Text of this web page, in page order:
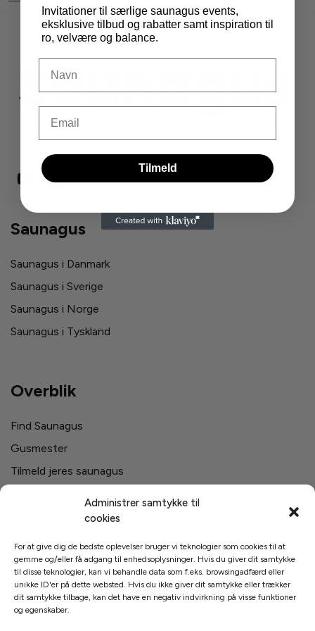
Administrer samtykke til
cookies
For at give dig de bedste oplevelser bruger vi teknologier som cookies til at
gemme og/eller få adgang til enhedsoplysninger. Hvis du giver dit samtykke
til disse teknologier, kan vi behandle data som f.eks. browsingadfærd eller
unikke ID'er på dette websted. Hvis du ikke giver dit samtykke eller trækker
dit samtykke tilbage, kan det have en negativ indvirkning på visse funktioner
og egenskaber.
Saunagus
Saunagus i Danmark
Saunagus i Sverige
Saunagus i Norge
Saunagus i Tyskland
Overblik
Find Saunagus
Gusmester
Tilmeld jeres saunagus
Svømmehaller i Danmark
Links
Cookies og Privatpolitik
Invitationer til særlige saunagus events,
eksklusive tilbud og rabatter samt inspiration til
ro, velvære og balance.
Tilmeld